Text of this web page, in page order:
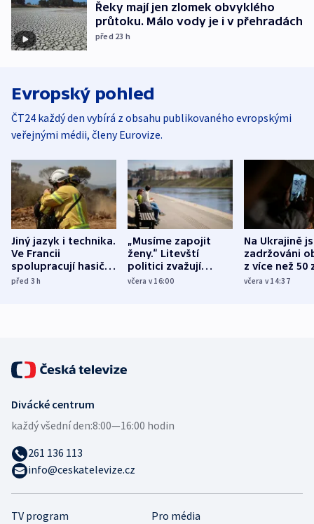
Řeky mají jen zlomek obvyklého
průtoku. Málo vody je i v přehradách
před 23 h
Evropský pohled
ČT24 každý den vybírá z obsahu publikovaného evropskými
veřejnými médii, členy Eurovize.
Jiný jazyk i technika.
Ve Francii
spolupracují hasiči z
různých zemí
před 3h
„Musíme zapojit
ženy.“ Litevští
politici zvažují
dohodu o
včera v 16:00
Na Ukrajině
zadržováni
z více než 50
Bojovali na
včera v 14:37
TV program
Pro média
Divácké centrum
každý všední den:8:00—16:00 hodin
261 136 113
info@ceskatelevize.cz